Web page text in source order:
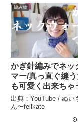
編み物
かぎ針編みでネッ
マー/真っ直ぐ縫
も可愛く出来ちゃ
クウォーマー #編
ぎ針編み ＃簡単 #
ケイト – ぬいもの
出典：YouTube / ぬい
ん〜fellkate